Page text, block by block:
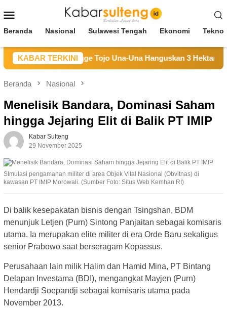
ke
Mobile
Beranda Nasional Sulawesi Tengah Ekonomi
KABAR TERKINI
Hutan di Longge Tojo Una-Una Hanguskan 3 Hektare Lahan
Beranda Nasional
Menelisik Bandara, Dominasi Saham
hingga Jejaring Elit di Balik PT IMIP
Kabar Sulteng
29 November 2025
SImulasi pengamanan militer di area Objek Vital Nasional (Obvitnas) di
kawasan PT IMIP Morowali. (Sumber Foto: Situs Web Kemhan RI)
Di balik kesepakatan bisnis dengan Tsingshan, BDM
menunjuk Letjen (Purn) Sintong Panjaitan sebagai komisaris
utama. Ia merupakan elite militer di era Orde Baru sekaligus
senior Prabowo saat berseragam Kopassus.
Perusahaan lain milik Halim dan Hamid Mina, PT Bintang
Delapan Investama (BDI), mengangkat Mayjen (Purn)
Hendardji Soepandji sebagai komisaris utama pada
November 2013.